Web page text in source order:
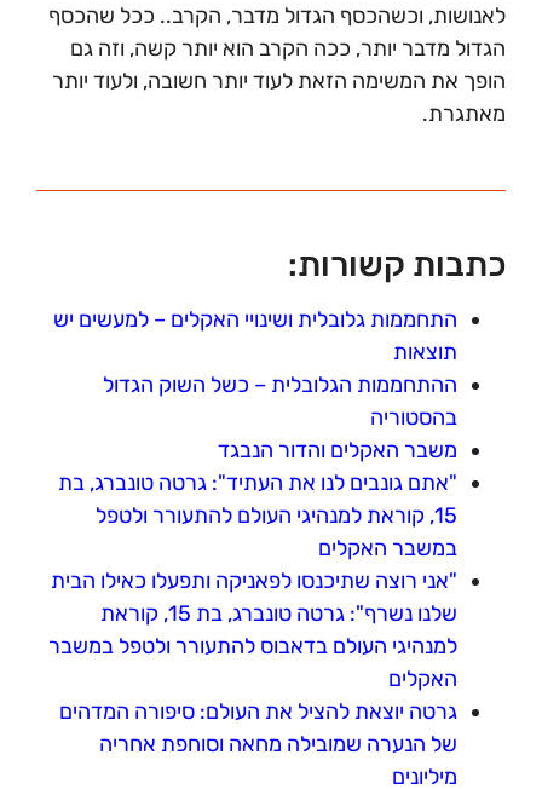
לאנושות, וכשהכסף הגדול מדבר, הקרב.. ככל שהכסף
הגדול מדבר יותר, ככה הקרב הוא יותר קשה, וזה גם
הופך את המשימה הזאת לעוד יותר חשובה, ולעוד יותר
מאתגרת.
כתבות קשורות:
התחממות גלובלית ושינויי האקלים – למעשים יש
תוצאות
ההתחממות הגלובלית – כשל השוק הגדול
בהסטוריה
משבר האקלים והדור הנבגד
"אתם גונבים לנו את העתיד": גרטה טונברג, בת
15, קוראת למנהיגי העולם להתעורר ולטפל
במשבר האקלים
"אני רוצה שתיכנסו לפאניקה ותפעלו כאילו הבית
שלנו נשרף": גרטה טונברג, בת 15, קוראת
למנהיגי העולם בדאבוס להתעורר ולטפל במשבר
האקלים
גרטה יוצאת להציל את העולם: סיפורה המדהים
של הנערה שמובילה מחאה וסוחפת אחריה
מיליונים